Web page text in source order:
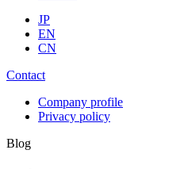
JP
EN
CN
Contact
Company profile
Privacy policy
Blog